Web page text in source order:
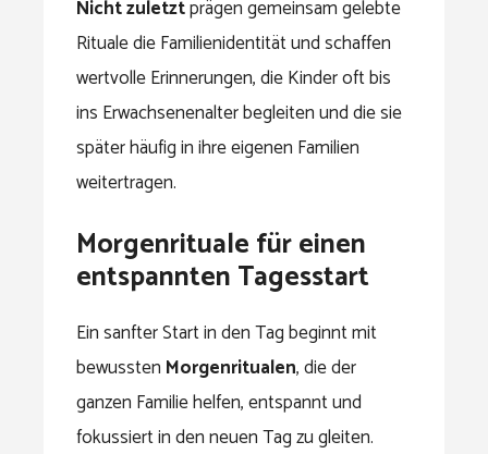
Nicht zuletztprägen gemeinsam gelebte
Rituale die Familienidentität und schaffen
wertvolle Erinnerungen, die Kinder oft bis
ins Erwachsenenalter begleiten und die sie
später häufig in ihre eigenen Familien
weitertragen.
Morgenrituale für einen
entspannten Tagesstart
Ein sanfter Start in den Tag beginnt mit
bewussten Morgenritualen, die der
ganzen Familie helfen, entspannt und
fokussiert in den neuen Tag zu gleiten.